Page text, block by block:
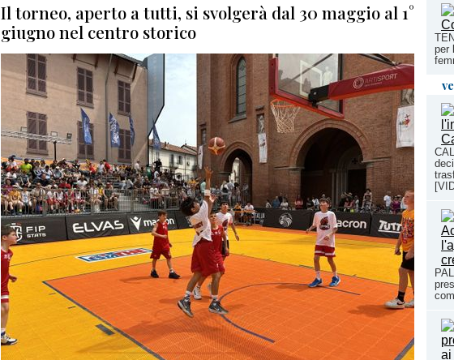
per
Il torneo, aperto a tutti, si svolgerà dal 30 maggio al 1°
giugno nel centro storico